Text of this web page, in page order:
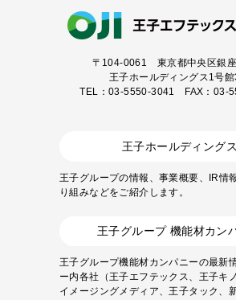
〒104-0061 東京都中央区銀
王子ホールディングス1号
TEL：03-5550-3041 FAX：03-
王子ホールディングス
王子グループの情報、事業概要、IR情
り組みなどをご紹介します。
王子グループ 機能材カン
王子グループ機能材カンパニーの最新
ー内各社（王子エフテックス、王子キ
イメージングメディア、王子タック、